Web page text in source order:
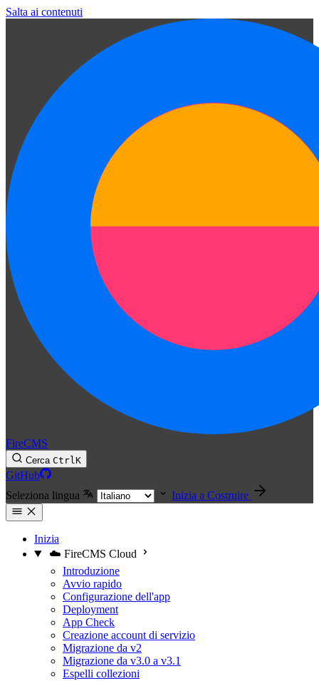
Salta ai contenuti
FireCMS
Cerca CtrlK
GitHub
Seleziona lingua
Inizia a Costruire
Inizia
☁️ FireCMS Cloud
Introduzione
Avvio rapido
Configurazione dell'app
Deployment
App Check
Creazione account di servizio
Migrazione da v2
Migrazione da v3.0 a v3.1
Espelli collezioni